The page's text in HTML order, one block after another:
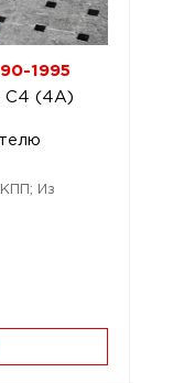
1995
C4 (4A)
Из